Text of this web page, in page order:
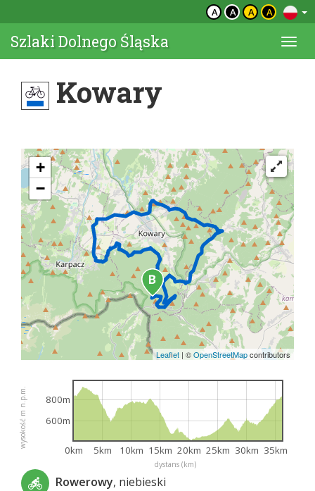
A A A A
Szlaki Dolnego Śląska
Kowary
+
−
Leaflet | ©OpenStreetMapcontributors
dystans (km)
wysokość m n.p.m.
0km 5km 10km 15km 20km 25km 30km 35km
600m
800m
Rowerowy, niebieski